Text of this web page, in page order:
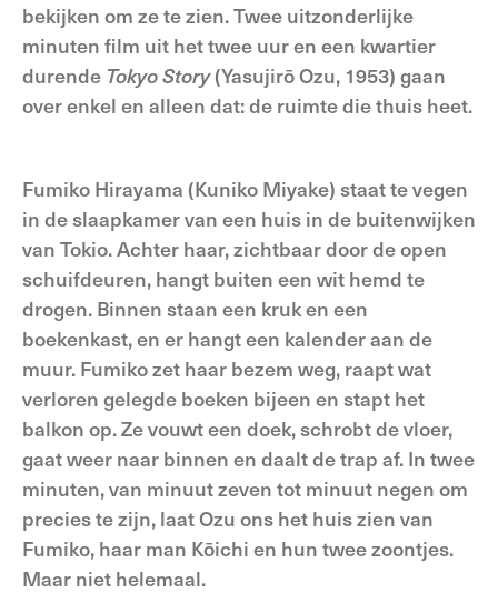
bekijken om ze te zien. Twee uitzonderlijke
minuten film uit het twee uur en een kwartier
durende Tokyo Story(Yasujirō Ozu, 1953) gaan
over enkel en alleen dat: de ruimte die thuis heet.
Fumiko Hirayama (Kuniko Miyake) staat te vegen
in de slaapkamer van een huis in de buitenwijken
van Tokio. Achter haar, zichtbaar door de open
schuifdeuren, hangt buiten een wit hemd te
drogen. Binnen staan een kruk en een
boekenkast, en er hangt een kalender aan de
muur. Fumiko zet haar bezem weg, raapt wat
verloren gelegde boeken bijeen en stapt het
balkon op. Ze vouwt een doek, schrobt de vloer,
gaat weer naar binnen en daalt de trap af. In twee
minuten, van minuut zeven tot minuut negen om
precies te zijn, laat Ozu ons het huis zien van
Fumiko, haar man Kōichi en hun twee zoontjes.
Maar niet helemaal.